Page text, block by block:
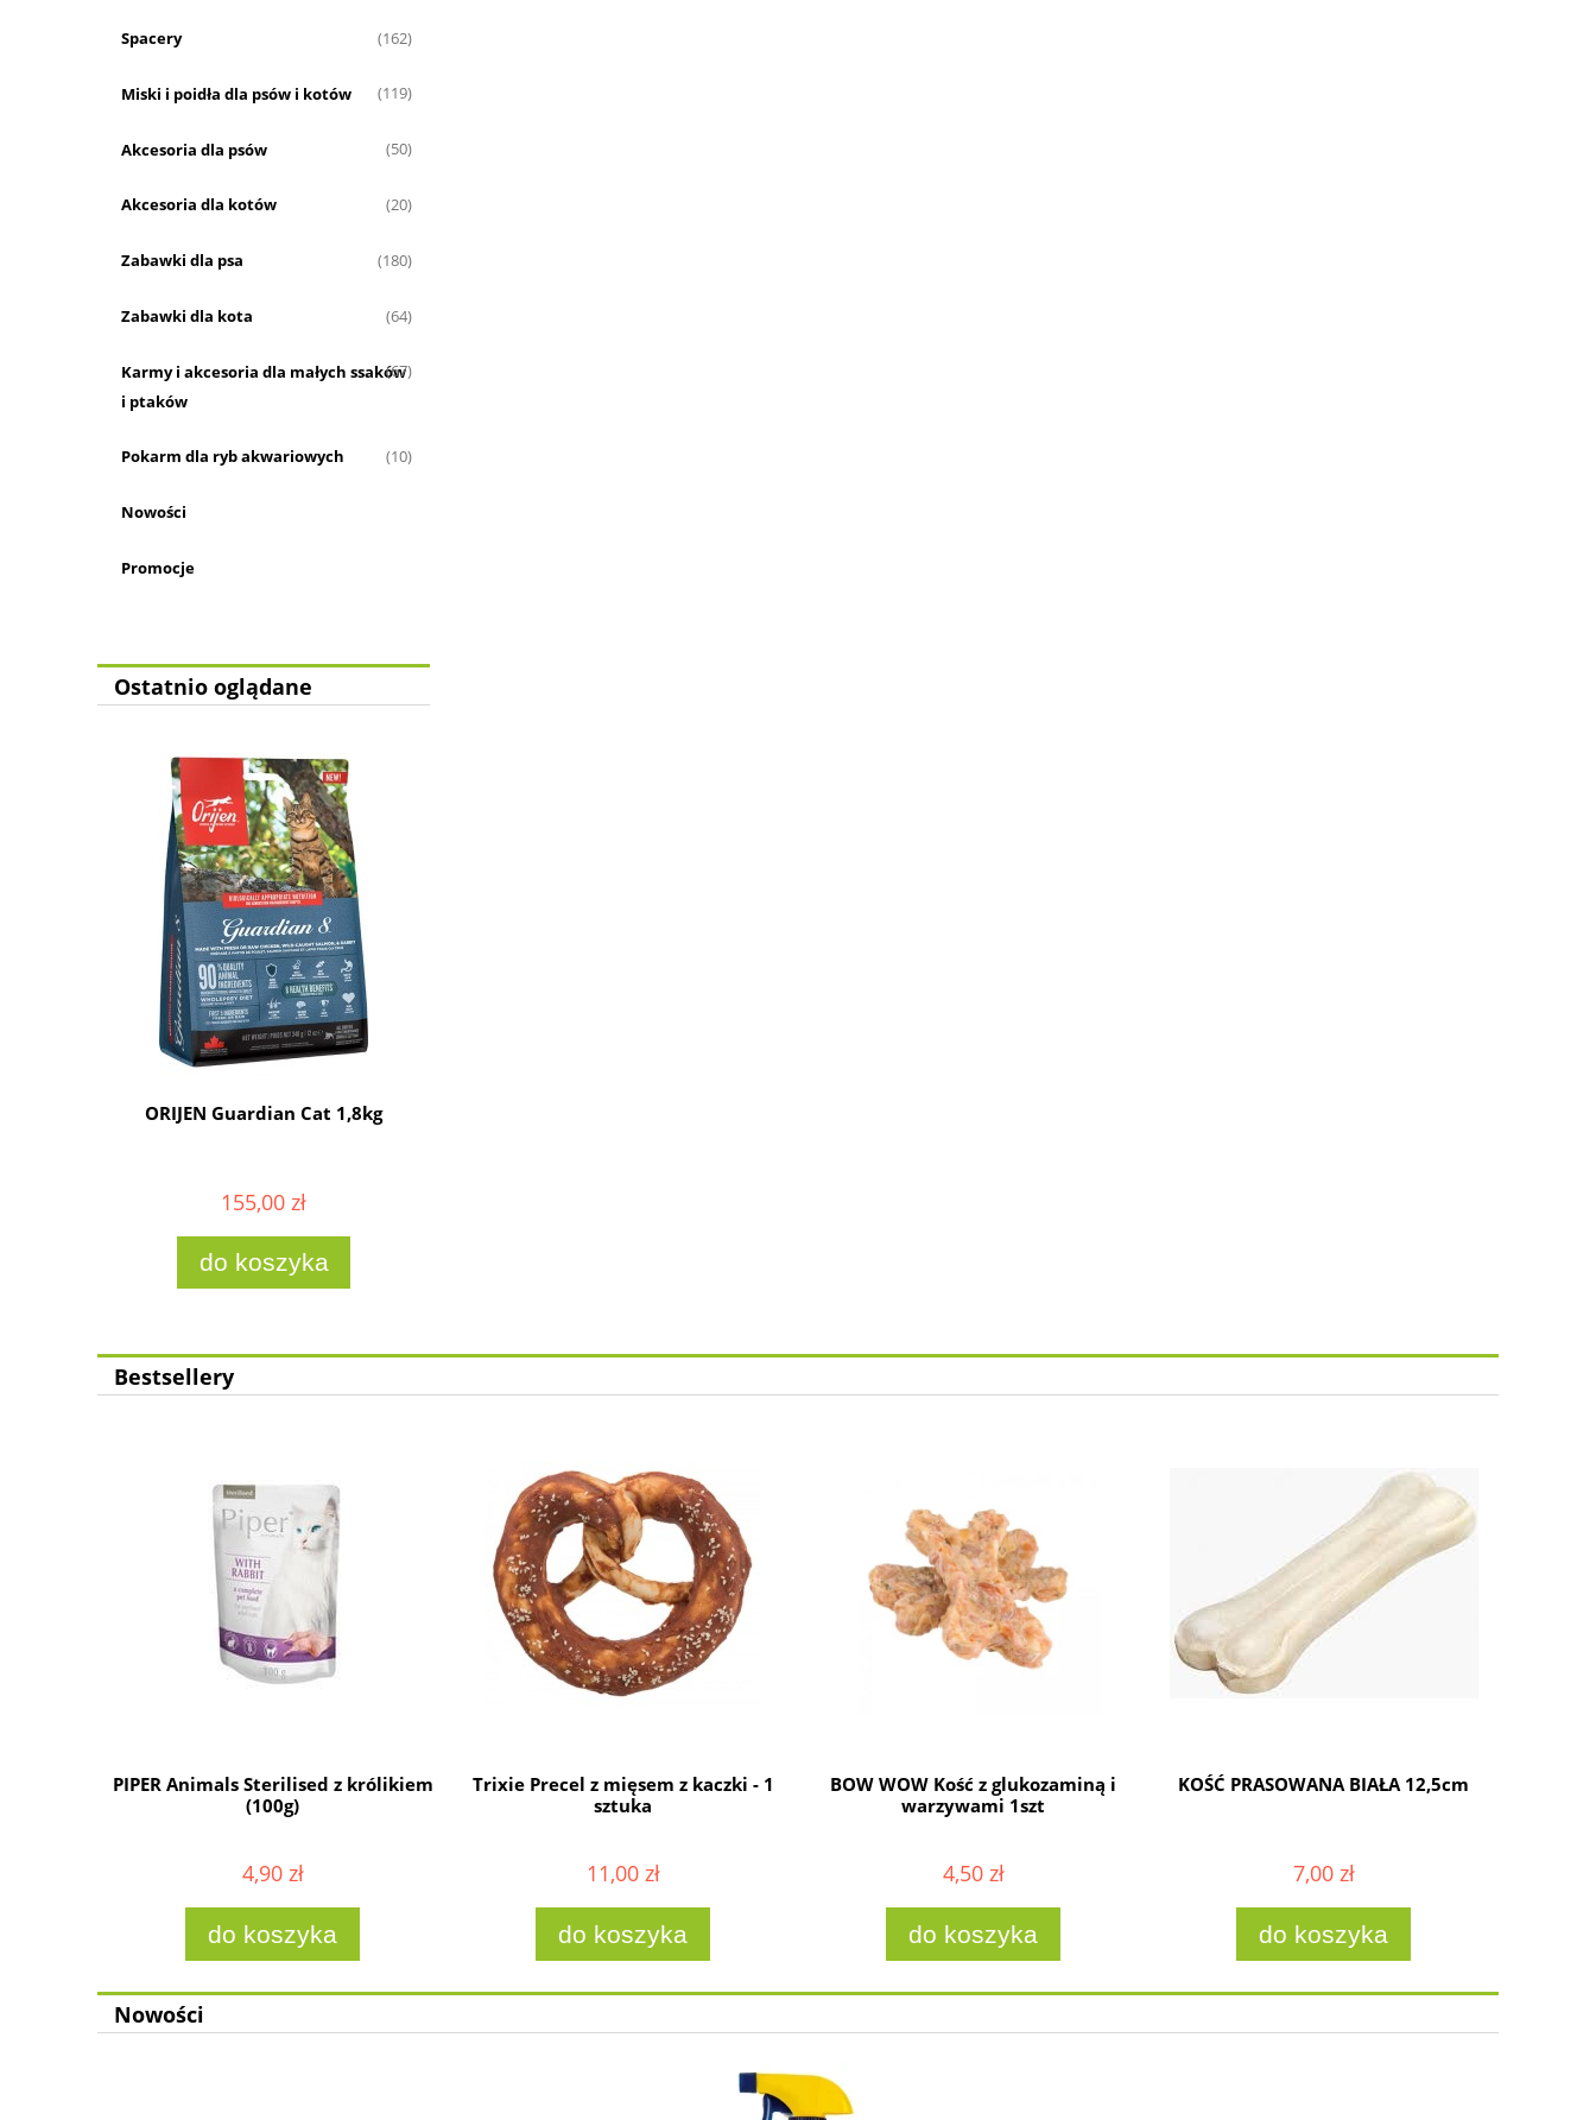
Spacery (162)
Miski i poidła dla psów i kotów (119)
Akcesoria dla psów (50)
Akcesoria dla kotów (20)
Zabawki dla psa (180)
Zabawki dla kota (64)
Karmy i akcesoria dla małych ssaków
i ptaków
(67)
Pokarm dla ryb akwariowych (10)
Nowości
Promocje
Ostatnio oglądane
ORIJEN Guardian Cat 1,8kg
155,00 zł
do koszyka
Bestsellery
PIPER Animals Sterilised z królikiem
(100g)
4,90 zł
do koszyka
Trixie Precel z mięsem z kaczki - 1
sztuka
11,00 zł
do koszyka
BOW WOW Kość z glukozaminą i
warzywami 1szt
4,50 zł
do koszyka
KOŚĆ PRASOWANA BIAŁA 12,5cm
7,00 zł
do koszyka
Nowości